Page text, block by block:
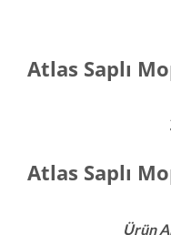
Atlas Saplı
Atlas Saplı
Ürün